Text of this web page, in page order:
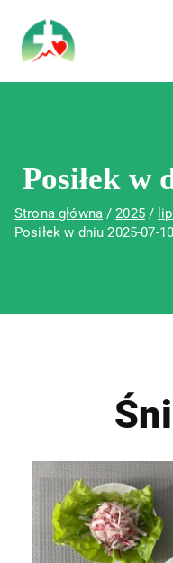
Św. Rafała
Posiłek w
Strona główna 2025
Posiłek w dniu 2025-07-10